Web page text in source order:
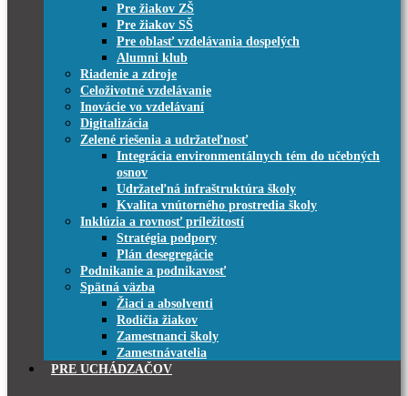
Pre žiakov ZŠ
Pre žiakov SŠ
Pre oblasť vzdelávania dospelých
Alumni klub
Riadenie a zdroje
Celoživotné vzdelávanie
Inovácie vo vzdelávaní
Digitalizácia
Zelené riešenia a udržateľnosť
Integrácia environmentálnych tém do učebných
osnov
Udržateľná infraštruktúra školy
Kvalita vnútorného prostredia školy
Inklúzia a rovnosť príležitostí
Stratégia podpory
Plán desegregácie
Podnikanie a podnikavosť
Spätná väzba
Žiaci a absolventi
Rodičia žiakov
Zamestnanci školy
Zamestnávatelia
PRE UCHÁDZAČOV